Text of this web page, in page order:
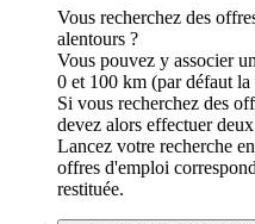
Vous recherchez des
alentours ?
Vous pouvez y associer
0 et 100 km (par défaut
Si vous recherchez des
devez alors effectuer
Lancez votre recherche
offres d'emploi
restituée.